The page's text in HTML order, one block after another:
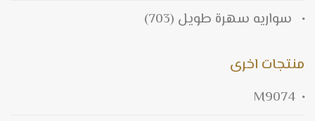
سواريه سهرة طويل (703)
منتجات اخرى
M9074